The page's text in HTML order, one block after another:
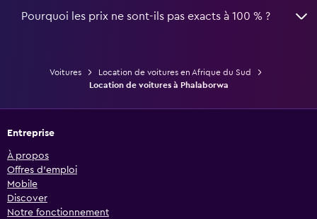
Pourquoi les prix ne sont-ils pas exacts à 100 % ?
Voitures
Location de voitures en Afrique du Sud
Location de voitures à Phalaborwa
Entreprise
À propos
Offres d’emploi
Mobile
Discover
Notre fonctionnement